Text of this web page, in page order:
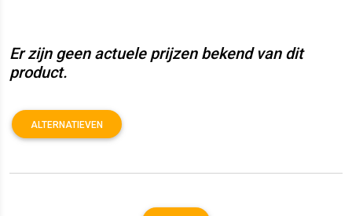
Er zijn geen actuele prijzen bekend van dit
product.
ALTERNATIEVEN